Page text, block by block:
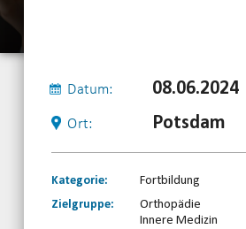
Datum: 08.06.2024
Ort: Potsdam
Kategorie:
Fortbildung
Zielgruppe:
Orthopädie
Innere Medizin